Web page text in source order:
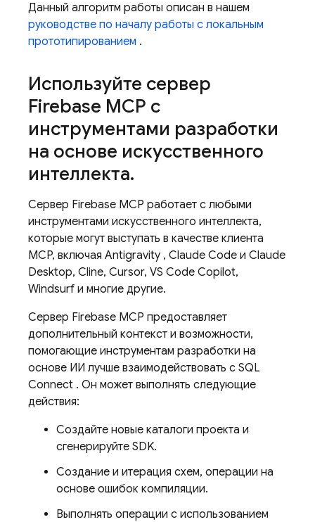
Данный алгоритм работы описан в нашем
руководстве по началу работы с локальным
прототипированием .
Используйте сервер
Firebase MCP с
инструментами разработки
на основе искусственного
интеллекта.
Сервер Firebase MCP работает с любыми
инструментами искусственного интеллекта,
которые могут выступать в качестве клиента
MCP, включая Antigravity , Claude Code и Claude
Desktop, Cline, Cursor, VS Code Copilot,
Windsurf и многие другие.
Сервер Firebase MCP предоставляет
дополнительный контекст и возможности,
помогающие инструментам разработки на
основе ИИ лучше взаимодействовать с SQL
Connect . Он может выполнять следующие
действия:
Создайте новые каталоги проекта и
сгенерируйте SDK.
Создание и итерация схем, операции на
основе ошибок компиляции.
Выполнять операции с использованием